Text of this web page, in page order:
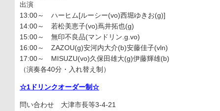
出演
13:00～ ハーヒム[ルーシー(vo)西堀ゆきお(g)]
14:00～ 若松美恵子(vo)蔦井拓也(g)
15:00～ 無印不良品(マンドリン.g.vo)
16:00～ ZAZOU(g)安河内大介(b)安藤佳子(vln)
17:00～ MISUZU(vo)久保田雄大(g)伊藤輝雄(b)
（演奏各40分・入れ替え制）
☆1ドリンクオーダー制☆
問い合わせ 大津市長等3-4-21